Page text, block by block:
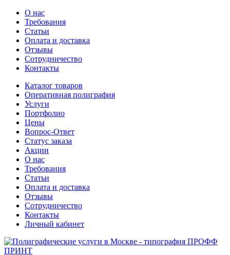
О нас
Требования
Статьи
Оплата и доставка
Отзывы
Сотрудничество
Контакты
Каталог товаров
Оперативная полиграфия
Услуги
Портфолио
Цены
Вопрос-Ответ
Статус заказа
Акции
О нас
Требования
Статьи
Оплата и доставка
Отзывы
Сотрудничество
Контакты
Личный кабинет